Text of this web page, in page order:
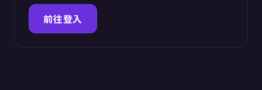
前往登入